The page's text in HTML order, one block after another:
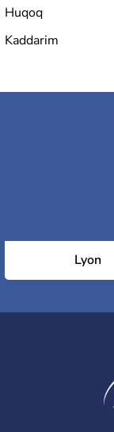
Huqoq
Kaddarim
Lyon